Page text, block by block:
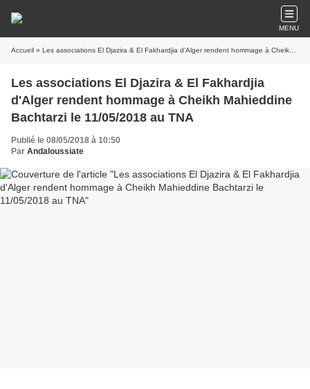
MENU
Accueil » Les associations El Djazira & El Fakhardjia d'Alger rendent hommage à Cheikh Mahieddine Bachtarzi le 11/05/2018 au TNA
Les associations El Djazira & El Fakhardjia
d'Alger rendent hommage à Cheikh Mahieddine
Bachtarzi le 11/05/2018 au TNA
Publié le 08/05/2018 à 10:50
Par Andaloussiate